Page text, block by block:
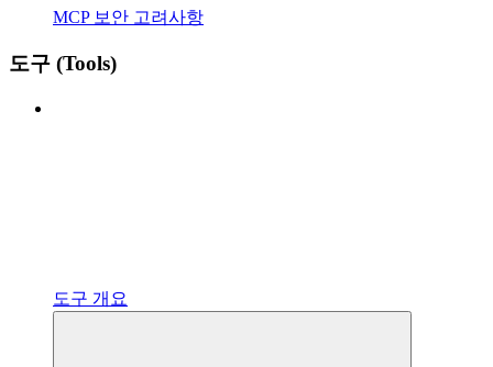
MCP 보안 고려사항
도구 (Tools)
도구 개요